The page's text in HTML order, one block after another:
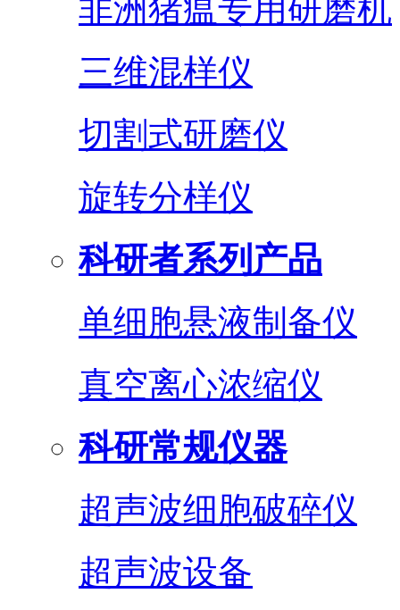
非洲猪瘟专用研磨机
三维混样仪
切割式研磨仪
旋转分样仪
科研者系列产品
单细胞悬液制备仪
真空离心浓缩仪
科研常规仪器
超声波细胞破碎仪
超声波设备